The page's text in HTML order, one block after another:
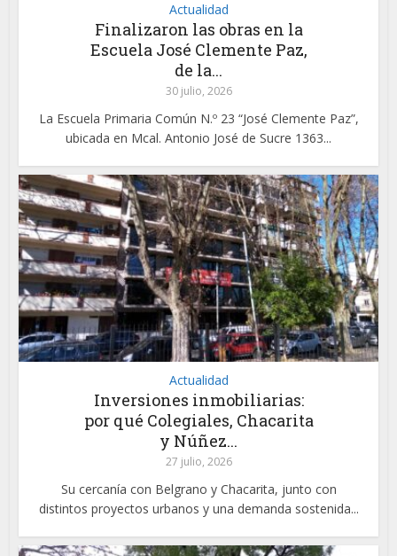
Actualidad
Finalizaron las obras en la
Escuela José Clemente Paz,
de la...
30 julio, 2026
La Escuela Primaria Común N.º 23 “José Clemente Paz”,
ubicada en Mcal. Antonio José de Sucre 1363...
Actualidad
Inversiones inmobiliarias:
por qué Colegiales, Chacarita
y Núñez...
27 julio, 2026
Su cercanía con Belgrano y Chacarita, junto con
distintos proyectos urbanos y una demanda sostenida...